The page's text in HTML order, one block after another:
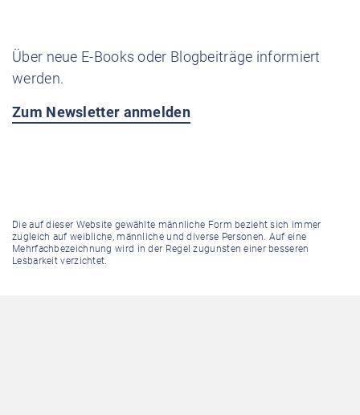
Über neue E-Books oder Blogbeiträge informiert
werden.
Zum Newsletter anmelden
Die auf dieser Website gewählte männliche Form bezieht sich immer
zugleich auf weibliche, männliche und diverse Personen. Auf eine
Mehrfachbezeichnung wird in der Regel zugunsten einer besseren
Lesbarkeit verzichtet.